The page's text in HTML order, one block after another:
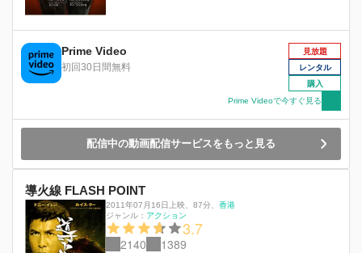
Prime Video
初回30日間無料
見放題
レンタル
購入
Prime Videoで今すぐ見る
配信中の動画配信サービスをもっと見る
導火線 FLASH POINT
2011年07月16日上映 87分
香港
ジャンル： アクション
3.7
2140 1389